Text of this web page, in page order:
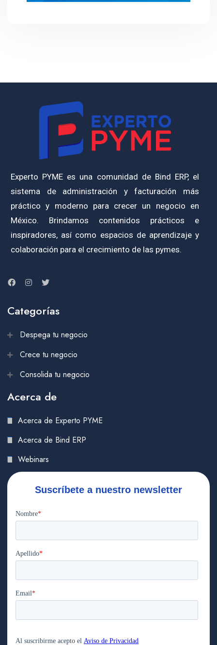
Experto PYME es una comunidad de Bind ERP, el
sistema de administración y facturación más
práctico y moderno para crecer un negocio en
México. Brindamos contenidos prácticos e
inspiradores, así como espacios de aprendizaje y
colaboración para el crecimiento de las pymes.
Categorías
Despega tu negocio
Crece tu negocio
Consolida tu negocio
Acerca de
Acerca de Experto PYME
Acerca de Bind ERP
Webinars
Suscríbete a nuestro newsletter